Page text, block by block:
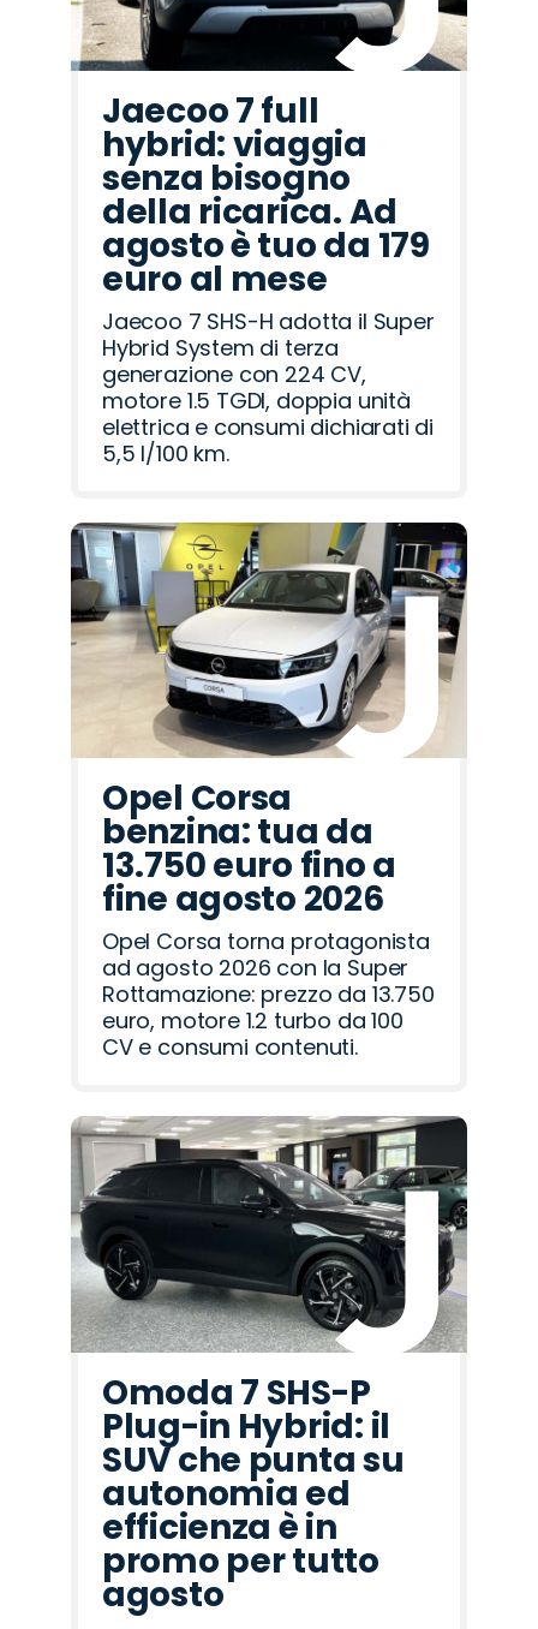
Jaecoo 7 full
hybrid: viaggia
senza bisogno
della ricarica. Ad
agosto è tuo da 179
euro al mese
Jaecoo 7 SHS-H adotta il Super
Hybrid System di terza
generazione con 224 CV,
motore 1.5 TGDI, doppia unità
elettrica e consumi dichiarati di
5,5 l/100 km.
Opel Corsa
benzina: tua da
13.750 euro fino a
fine agosto 2026
Opel Corsa torna protagonista
ad agosto 2026 con la Super
Rottamazione: prezzo da 13.750
euro, motore 1.2 turbo da 100
CV e consumi contenuti.
Omoda 7 SHS-P
Plug-in Hybrid: il
SUV che punta su
autonomia ed
efficienza è in
promo per tutto
agosto